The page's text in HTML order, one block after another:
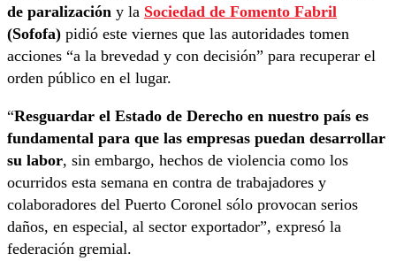
de paralización y la Sociedad de Fomento Fabril
(Sofofa) pidió este viernes que las autoridades tomen
acciones “a la brevedad y con decisión” para recuperar el
orden público en el lugar.
“Resguardar el Estado de Derecho en nuestro país es
fundamental para que las empresas puedan desarrollar
su labor, sin embargo, hechos de violencia como los
ocurridos esta semana en contra de trabajadores y
colaboradores del Puerto Coronel sólo provocan serios
daños, en especial, al sector exportador”, expresó la
federación gremial.